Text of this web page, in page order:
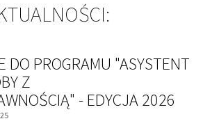
DO PROGRAMU "ASYSTENT
Z
- EDYCJA 2026